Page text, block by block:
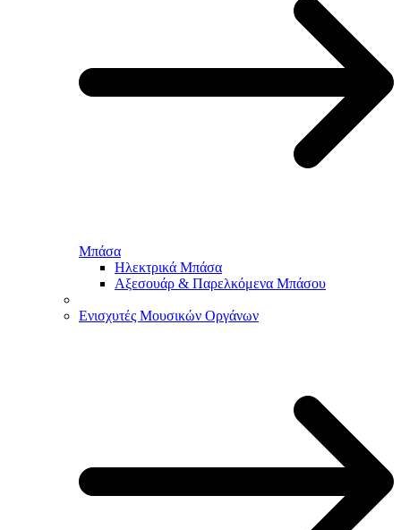
Μπάσα
Ηλεκτρικά Μπάσα
Αξεσουάρ & Παρελκόμενα Μπάσου
Ενισχυτές Μουσικών Οργάνων